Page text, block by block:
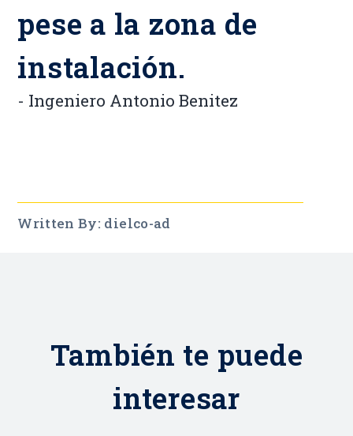
pese a la zona de
instalación.
- Ingeniero Antonio Benitez
Written By: dielco-ad
También te puede
interesar